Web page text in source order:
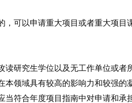
可以申请重大项目或者重大项目
研究生学位以及无工作单位或者
领域具有较高的影响力和较强的
符合年度项目指南中对申请和承